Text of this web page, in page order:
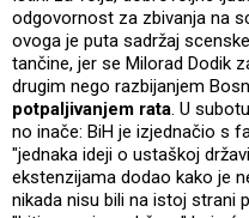
odgovornost za zbivanja na
ovoga je puta sadržaj
tančine, jer se Milorad Dodik
drugim nego razbijanjem
potpaljivanjem rata. U
no inače: BiH je izjednačio s
"jednaka ideji o ustaškoj
ekstenzijama dodao kako je
nikada nisu bili na istoj strani